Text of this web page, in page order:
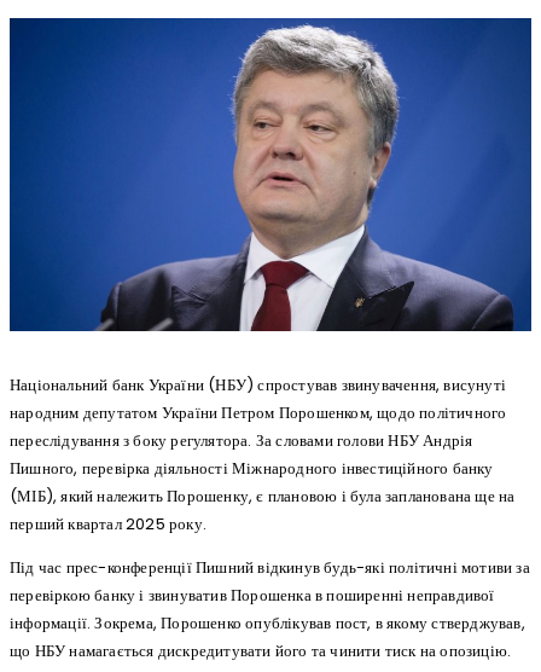
Національний банк України (НБУ) спростував звинувачення, висунуті
народним депутатом України Петром Порошенком, щодо політичного
переслідування з боку регулятора. За словами голови НБУ Андрія
Пишного, перевірка діяльності Міжнародного інвестиційного банку
(МІБ), який належить Порошенку, є плановою і була запланована ще на
перший квартал 2025 року.
Під час прес-конференції Пишний відкинув будь-які політичні мотиви за
перевіркою банку і звинуватив Порошенка в поширенні неправдивої
інформації. Зокрема, Порошенко опублікував пост, в якому стверджував,
що НБУ намагається дискредитувати його та чинити тиск на опозицію.